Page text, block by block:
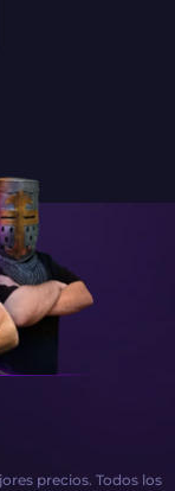
precios. Todos los